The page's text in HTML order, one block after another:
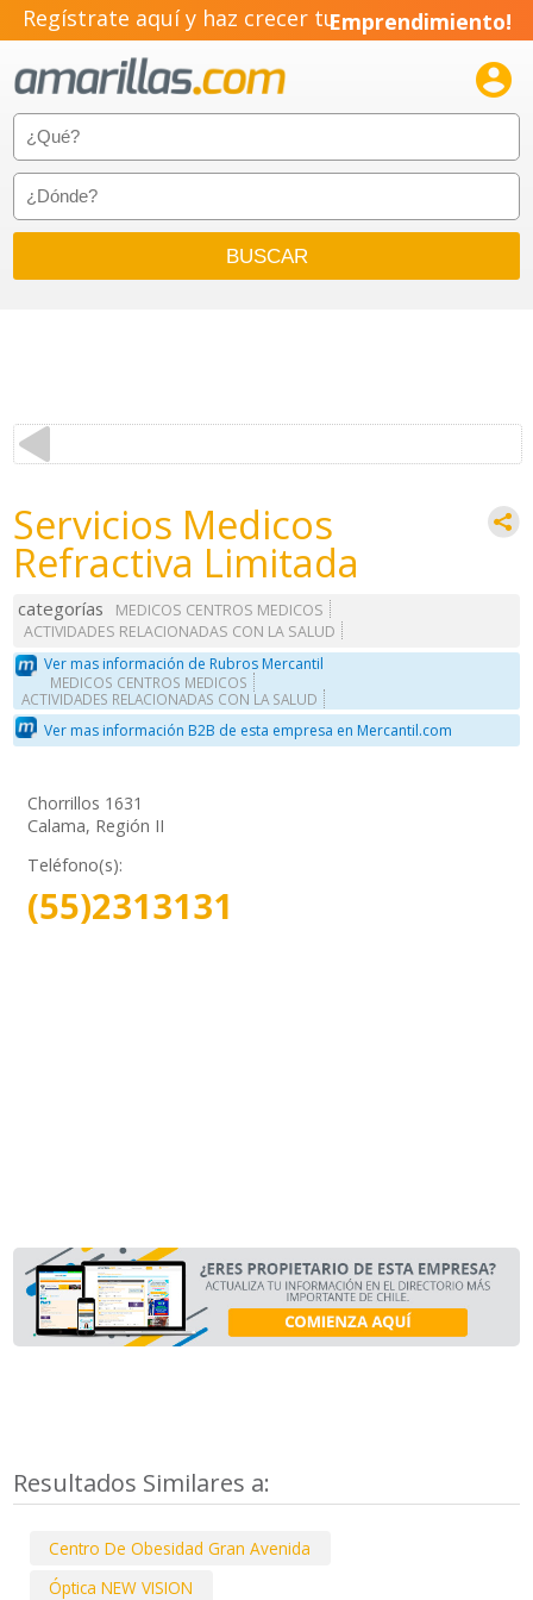
Regístrate aquí y haz crecer tuEmprendimiento!

Servicios Medicos
Refractiva Limitada
categorías
MEDICOS CENTROS MEDICOS
ACTIVIDADES RELACIONADAS CON LA SALUD
Ver mas información de Rubros Mercantil
MEDICOS CENTROS MEDICOS
ACTIVIDADES RELACIONADAS CON LA SALUD
Ver mas información B2B de esta empresa en Mercantil.com
Chorrillos 1631
Calama, Región II
Teléfono(s):
(55)2313131
Resultados Similares a:
Centro De Obesidad Gran Avenida
Óptica NEW VISION